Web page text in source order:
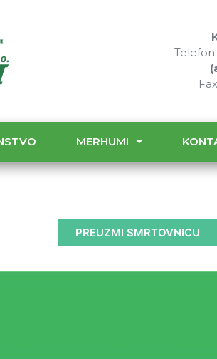
MERHUMI
PREUZMI SMRTOVNICU